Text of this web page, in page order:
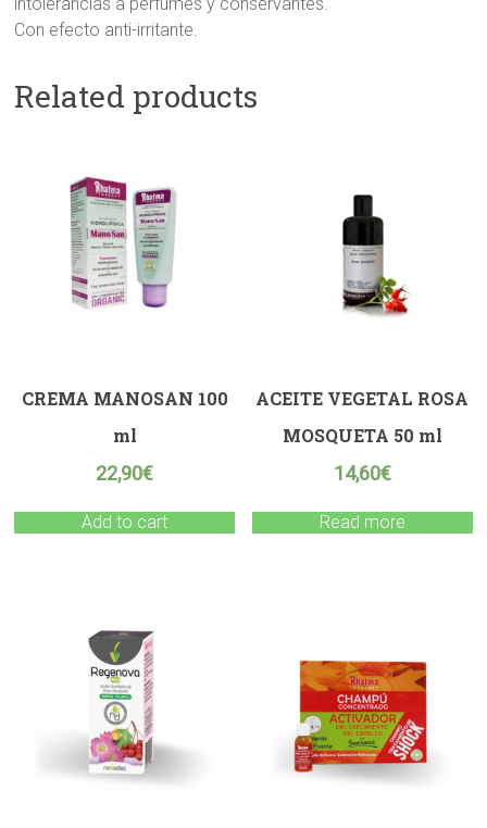
Con efecto anti-irritante.
Related products
CREMA MANOSAN 100
ml
22,90€
Add to cart
ACEITE VEGETAL ROSA
MOSQUETA 50 ml
14,60€
Read more